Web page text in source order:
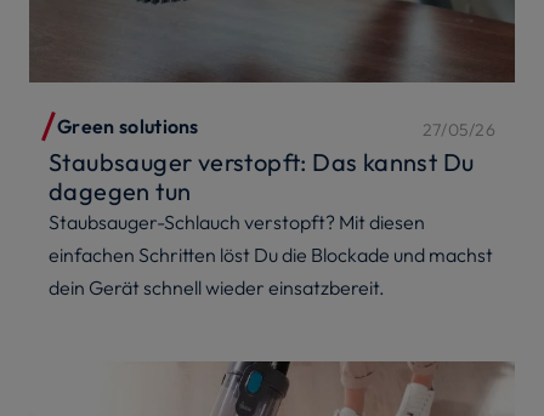
Green solutions 27/05/26
Staubsauger verstopft: Das kannst Du
dagegen tun
Staubsauger-Schlauch verstopft? Mit diesen
einfachen Schritten löst Du die Blockade und machst
dein Gerät schnell wieder einsatzbereit.